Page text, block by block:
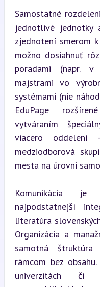
Samostatné
jednotlivé jednotky
zjednotení smerom
možno dosiahnuť
poradami (napr.
majstrami vo
systémami (nie
EduPage
vytváraním
viacero oddelení
medziodborová
mesta na úrovni
Komunikácia
najpodstatnejší
literatúra
Organizácia a
samotná
rámcom bez
univerzitách či